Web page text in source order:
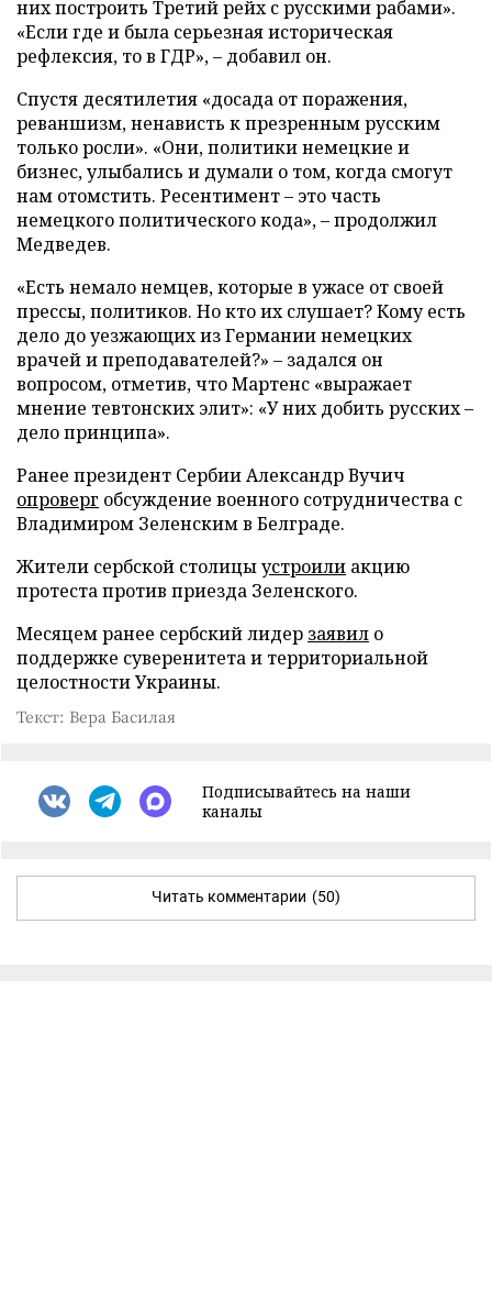
них построить Третий рейх с русскими рабами».
«Если где и была серьезная историческая
рефлексия, то в ГДР», – добавил он.
Спустя десятилетия «досада от поражения,
реваншизм, ненависть к презренным русским
только росли». «Они, политики немецкие и
бизнес, улыбались и думали о том, когда смогут
нам отомстить. Ресентимент – это часть
немецкого политического кода», – продолжил
Медведев.
«Есть немало немцев, которые в ужасе от своей
прессы, политиков. Но кто их слушает? Кому есть
дело до уезжающих из Германии немецких
врачей и преподавателей?» – задался он
вопросом, отметив, что Мартенс «выражает
мнение тевтонских элит»: «У них добить русских –
дело принципа».
Ранее президент Сербии Александр Вучич
опроверг обсуждение военного сотрудничества с
Владимиром Зеленским в Белграде.
Жители сербской столицыустроили акцию
протеста против приезда Зеленского.
Месяцем ранее сербский лидер заявил о
поддержке суверенитета и территориальной
целостности Украины.
Текст: Вера Басилая
Подписывайтесь на наши
каналы
Читать комментарии (50)